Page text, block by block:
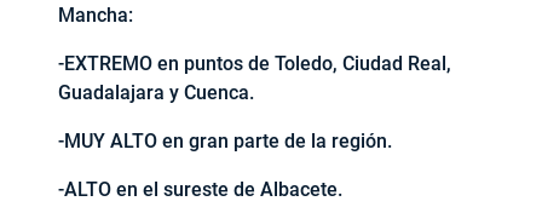
Mancha:
-EXTREMO en puntos de Toledo, Ciudad Real,
Guadalajara y Cuenca.
-MUY ALTO en gran parte de la región.
-ALTO en el sureste de Albacete.